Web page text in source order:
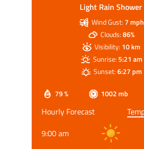
Light Rain Shower
79 % 1002 mb
Wind Gust: 7 mph
Clouds:86%
Visibility:10 km
Sunrise:5:21 am
Sunset:6:27 pm
Hourly Forecast
9:00 am